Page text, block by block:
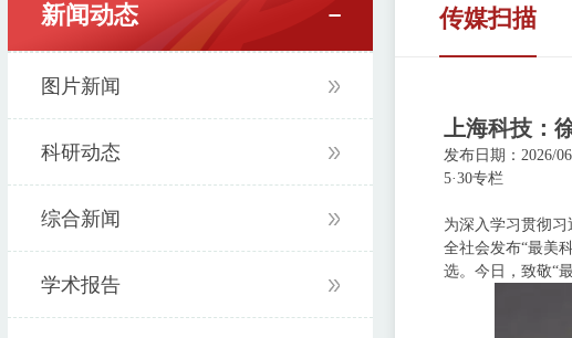
新闻动态
图片新闻
科研动态
综合新闻
学术报告
传媒扫描
上海科技：
发布日期：2026/
5·30专栏
为深入学习贯彻
全社会发布“最美
选。今日，致敬“